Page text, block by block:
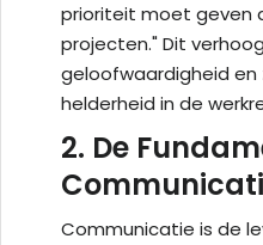
prioriteit moet geven
projecten." Dit
geloofwaardigheid en
helderheid in de
2. De
Communicatie is de